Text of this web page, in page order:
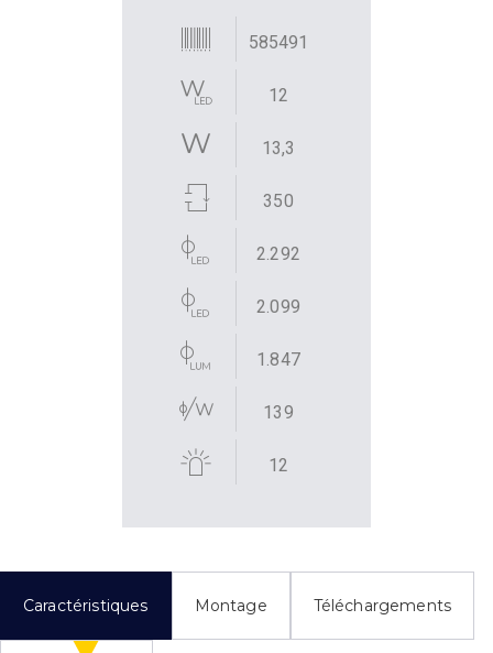
585491
12
13,3
350
2.292
2.099
1.847
139
12
Caractéristiques Montage Téléchargements